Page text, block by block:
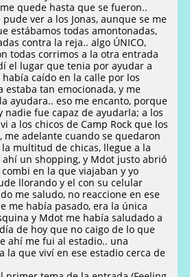
quede hasta que se fueron..
ver a los Jonas, aunque se me
estábamos todas amontonadas,
contra la reja.. algo ÚNICO,
todas corrimos a la otra entrada
el lugar que tenia por ayudar a
caído en la calle por los
estaba tan emocionada, y me
ayudara.. eso me encanto, porque
nadie fue capaz de ayudarla; a los
a los chicos de Camp Rock que los
me adelante cuando se quedaron
multitud de chicas, llegue a la
un shopping, y Mdot justo abrió
en la que viajaban y yo
llorando y el con su celular
me saludo, no reaccione en ese
me había pasado, era la única
y Mdot me había saludado a
de hoy que no caigo de lo que
ahí me fui al estadio.. una
la que viví en ese estadio cerca de